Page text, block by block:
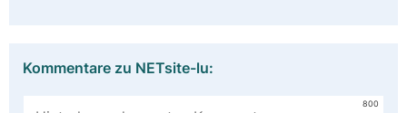
Kommentare zu NETsite-lu:
800